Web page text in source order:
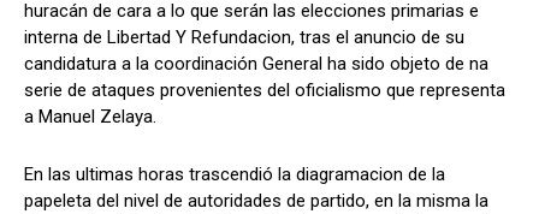
huracán de cara a lo que serán las elecciones primarias e
interna de Libertad Y Refundacion, tras el anuncio de su
candidatura a la coordinación General ha sido objeto de na
serie de ataques provenientes del oficialismo que representa
a Manuel Zelaya.
En las ultimas horas trascendió la diagramacion de la
papeleta del nivel de autoridades de partido, en la misma la